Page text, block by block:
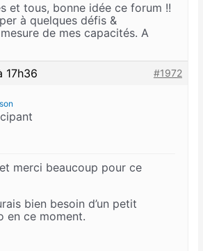
et tous, bonne idée ce forum !!
à quelques défis &
de mes capacités. A
17h36
#1972
merci beaucoup pour ce
bien besoin d’un petit
en ce moment.